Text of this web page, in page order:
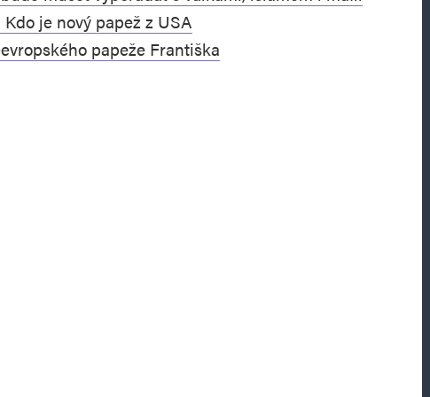
je nový papež z USA
papeže Františka